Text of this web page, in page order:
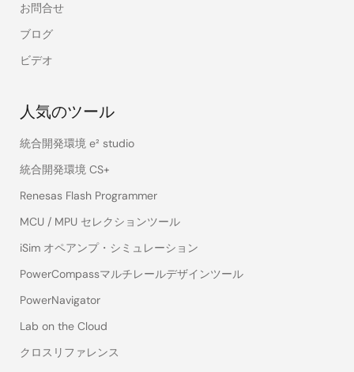
お問合せ
ブログ
ビデオ
人気のツール
統合開発環境 e² studio
統合開発環境 CS+
Renesas Flash Programmer
MCU / MPU セレクションツール
iSim オペアンプ・シミュレーション
PowerCompassマルチレールデザインツール
PowerNavigator
Lab on the Cloud
クロスリファレンス